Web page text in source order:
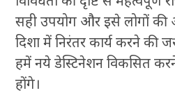
सही उपयोग और इसे लोगों
दिशा में निरंतर कार्य करने की
हमें नये डेस्टिनेशन विकसित
होंगे।